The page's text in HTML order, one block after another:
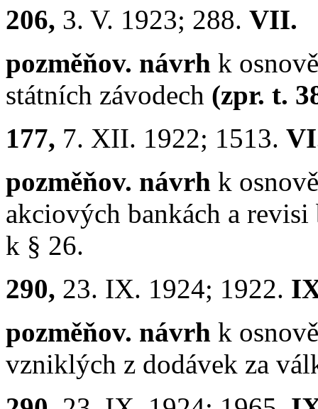
206, 3. V. 1923; 288. VII.
pozměňov. návrh k
státních závodech (zpr. t.
177, 7. XII. 1922; 1513.
pozměňov. návrh k
akciových bankách a
k § 26.
290, 23. IX. 1924; 1922.
pozměňov. návrh k
vzniklých z dodávek za